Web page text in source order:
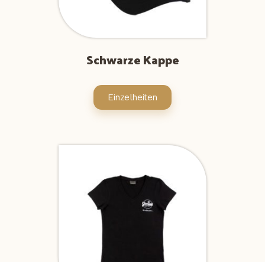
Schwarze Kappe
Einzelheiten